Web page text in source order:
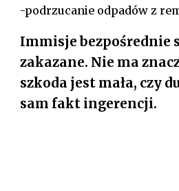
-podrzucanie odpadów z
Immisje bezpośrednie
zakazane. Nie ma
szkoda jest mała, czy
sam fakt ingerencji.